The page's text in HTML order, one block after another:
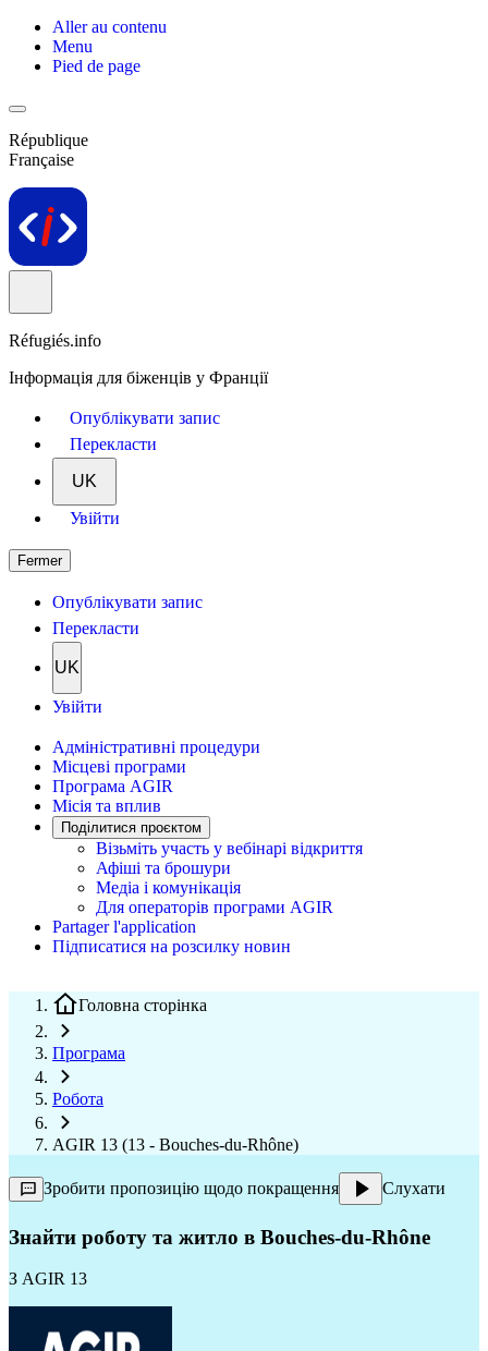
Aller au contenu
Menu
Pied de page
République
Française
Réfugiés.info
Інформація для біженців у Франції
Опублікувати запис
Перекласти
UK
Увійти
Fermer
Опублікувати запис
Перекласти
UK
Увійти
Адміністративні процедури
Місцеві програми
Програма AGIR
Місія та вплив
Поділитися проєктом
Візьміть участь у вебінарі відкриття
Афіші та брошури
Медіа і комунікація
Для операторів програми AGIR
Partager l'application
Підписатися на розсилку новин
Головна сторінка
Програма
Робота
AGIR 13 (13 - Bouches-du-Rhône)
Зробити пропозицію щодо покращення Слухати
Знайти роботу та житло в Bouches-du-Rhône
З AGIR 13